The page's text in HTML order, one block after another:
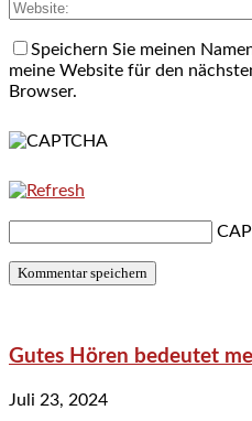
Speichern Sie meinen
meine Website für den
Browser.
Gutes Hören bedeutet
Juli 23, 2024